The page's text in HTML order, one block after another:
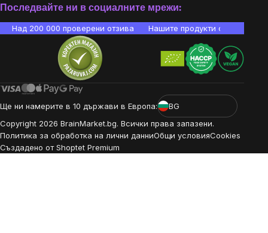
Последвайте ни в социалните мрежи:
Над 200 000 проверени отзива Нашите продукти са
Ще ни намерите в 10 държави в Европа:
BG
Copyright 2026 BrainMarket.bg. Всички права запазени.
Политика за обработка на лични данниОбщи условияCookies
Създадено от Shoptet Premium